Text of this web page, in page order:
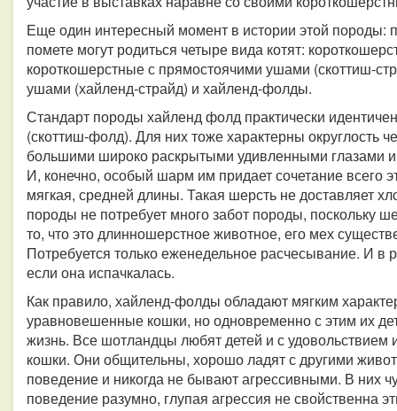
Еще один интересный момент в истории этой породы:
помете могут родиться четыре вида котят:
короткошерстные с прямостоячими ушами (скоттиш-
ушами (хайленд-страйд) и хайленд-фолды.
Стандарт породы хайленд фолд практически
(скоттиш-фолд). Для них тоже характерны округлость
большими широко раскрытыми удивленными глазами
И, конечно, особый шарм им придает сочетание всего
мягкая, средней длины. Такая шерсть не доставляет
породы не потребует много забот породы, поскольку
то, что это длинношерстное животное, его мех
Потребуется только еженедельное расчесывание. И в
если она испачкалась.
Как правило, хайленд-фолды обладают мягким
уравновешенные кошки, но одновременно с этим их
жизнь. Все шотландцы любят детей и с удовольствием
кошки. Они общительны, хорошо ладят с другими
поведение и никогда не бывают агрессивными. В них
поведение разумно, глупая агрессия не свойственна